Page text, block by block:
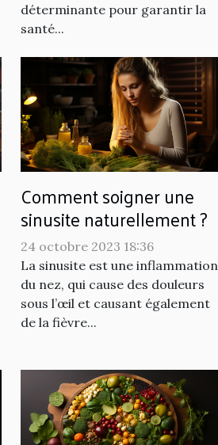
déterminante pour garantir la
santé...
Comment soigner une
sinusite naturellement ?
24 octobre 2023 18:36
La sinusite est une inflammation
du nez, qui cause des douleurs
sous l’œil et causant également
de la fièvre...